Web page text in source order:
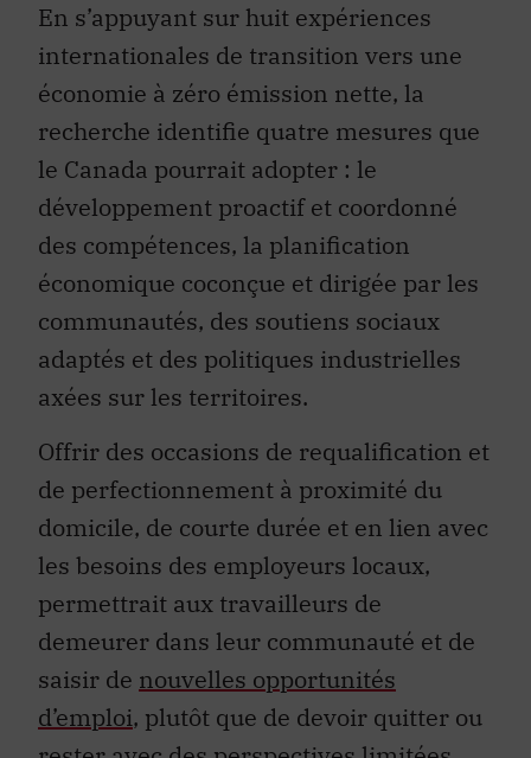
En s’appuyant sur huit expériences
internationales de transition vers une
économie à zéro émission nette, la
recherche identifie quatre mesures que
le Canada pourrait adopter : le
développement proactif et coordonné
des compétences, la planification
économique coconçue et dirigée par les
communautés, des soutiens sociaux
adaptés et des politiques industrielles
axées sur les territoires.
Offrir des occasions de requalification et
de perfectionnement à proximité du
domicile, de courte durée et en lien avec
les besoins des employeurs locaux,
permettrait aux travailleurs de
demeurer dans leur communauté et de
saisir de nouvelles opportunités
d’emploi, plutôt que de devoir quitter ou